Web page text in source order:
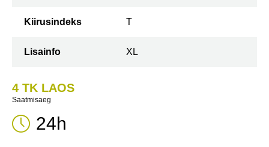
Kiirusindeks T
Lisainfo XL
4 TK LAOS
Saatmisaeg
24h